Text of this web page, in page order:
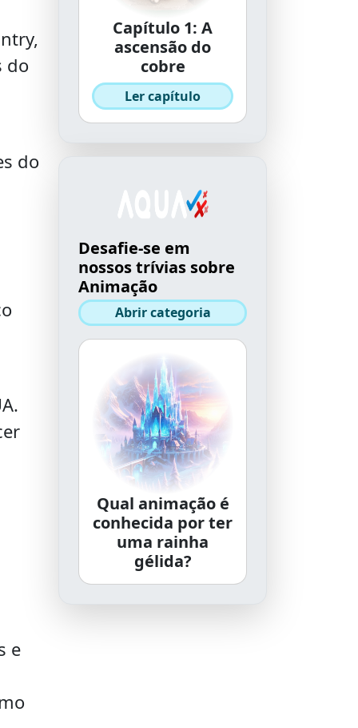
do
do
e
Capítulo 1: A
ascensão do
cobre
Ler capítulo
Desafie-se em
nossos trívias sobre
Animação
Abrir categoria
Qual animação é
conhecida por ter
uma rainha
gélida?